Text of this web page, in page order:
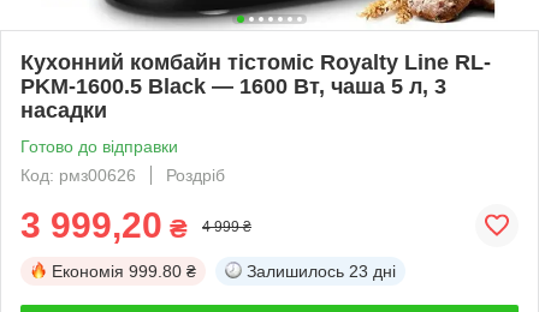
Кухонний комбайн тістоміс Royalty Line RL-
PKM-1600.5 Black — 1600 Вт, чаша 5 л, 3
насадки
Готово до відправки
Код: рмз00626
Роздріб
3 999,20 ₴ 4 999 ₴
Економія 999.80 ₴ Залишилось 23 дні